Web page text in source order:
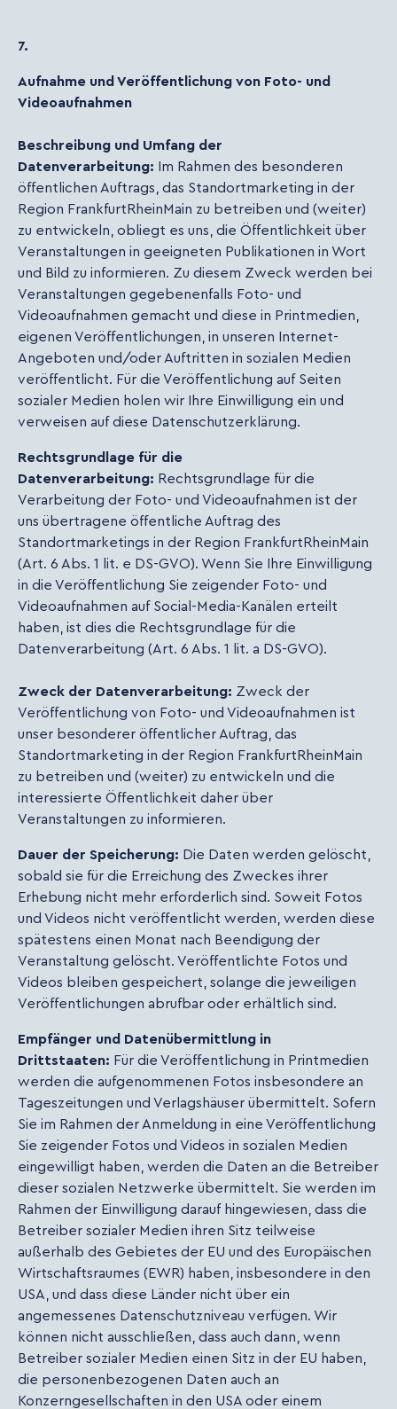
7.
Aufnahme und Veröffentlichung von Foto- und
Videoaufnahmen
Beschreibung und Umfang der
Datenverarbeitung: Im Rahmen des besonderen
öffentlichen Auftrags, das Standortmarketing in der
Region FrankfurtRheinMain zu betreiben und (weiter)
zu entwickeln, obliegt es uns, die Öffentlichkeit über
Veranstaltungen in geeigneten Publikationen in Wort
und Bild zu informieren. Zu diesem Zweck werden bei
Veranstaltungen gegebenenfalls Foto- und
Videoaufnahmen gemacht und diese in Printmedien,
eigenen Veröffentlichungen, in unseren Internet-
Angeboten und/oder Auftritten in sozialen Medien
veröffentlicht. Für die Veröffentlichung auf Seiten
sozialer Medien holen wir Ihre Einwilligung ein und
verweisen auf diese Datenschutzerklärung.
Rechtsgrundlage für die
Datenverarbeitung: Rechtsgrundlage für die
Verarbeitung der Foto- und Videoaufnahmen ist der
uns übertragene öffentliche Auftrag des
Standortmarketings in der Region FrankfurtRheinMain
(Art. 6 Abs. 1 lit. e DS-GVO). Wenn Sie Ihre Einwilligung
in die Veröffentlichung Sie zeigender Foto- und
Videoaufnahmen auf Social-Media-Kanälen erteilt
haben, ist dies die Rechtsgrundlage für die
Datenverarbeitung (Art. 6 Abs. 1 lit. a DS-GVO).
Zweck der Datenverarbeitung: Zweck der
Veröffentlichung von Foto- und Videoaufnahmen ist
unser besonderer öffentlicher Auftrag, das
Standortmarketing in der Region FrankfurtRheinMain
zu betreiben und (weiter) zu entwickeln und die
interessierte Öffentlichkeit daher über
Veranstaltungen zu informieren.
Dauer der Speicherung: Die Daten werden gelöscht,
sobald sie für die Erreichung des Zweckes ihrer
Erhebung nicht mehr erforderlich sind. Soweit Fotos
und Videos nicht veröffentlicht werden, werden diese
spätestens einen Monat nach Beendigung der
Veranstaltung gelöscht. Veröffentlichte Fotos und
Videos bleiben gespeichert, solange die jeweiligen
Veröffentlichungen abrufbar oder erhältlich sind.
Empfänger und Datenübermittlung in
Drittstaaten: Für die Veröffentlichung in Printmedien
werden die aufgenommenen Fotos insbesondere an
Tageszeitungen und Verlagshäuser übermittelt. Sofern
Sie im Rahmen der Anmeldung in eine Veröffentlichung
Sie zeigender Fotos und Videos in sozialen Medien
eingewilligt haben, werden die Daten an die Betreiber
dieser sozialen Netzwerke übermittelt. Sie werden im
Rahmen der Einwilligung darauf hingewiesen, dass die
Betreiber sozialer Medien ihren Sitz teilweise
außerhalb des Gebietes der EU und des Europäischen
Wirtschaftsraumes (EWR) haben, insbesondere in den
USA, und dass diese Länder nicht über ein
angemessenes Datenschutzniveau verfügen. Wir
können nicht ausschließen, dass auch dann, wenn
Betreiber sozialer Medien einen Sitz in der EU haben,
die personenbezogenen Daten auch an
Konzerngesellschaften in den USA oder einem